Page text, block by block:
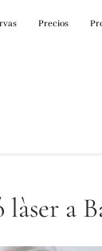
Precios
a